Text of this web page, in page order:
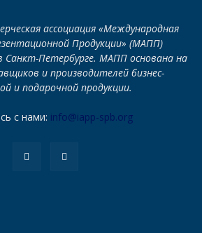
ассоциация «Международная
Продукции» (МАПП)
Санкт-Петербурге. МАПП основана на
и производителей бизнес-
и подарочной продукции.
с нами: info@iapp-spb.org